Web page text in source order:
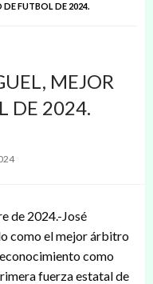
FUTBOL DE 2024.
MEJOR
DE 2024.
de 2024.-José
como el mejor árbitro
como
fuerza estatal de